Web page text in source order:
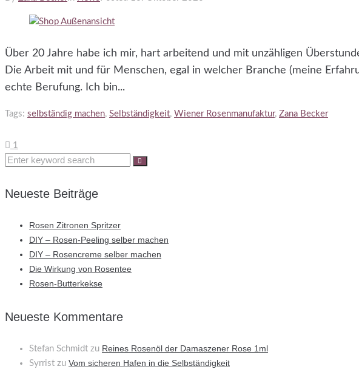
Über 20 Jahre habe ich mir, hart arbeitend und mit unzähligen
Die Arbeit mit und für Menschen, egal in welcher Branche (meine
echte Berufung. Ich bin...
Tags: selbständig machen, Selbständigkeit, Wiener Rosenmanufaktur, Zana Becker
1
Neueste Beiträge
Rosen Zitronen Spritzer
DIY – Rosen-Peeling selber machen
DIY – Rosencreme selber machen
Die Wirkung von Rosentee
Rosen-Butterkekse
Neueste Kommentare
Stefan Schmidt zu Reines Rosenöl der Damaszener Rose 1ml
Syrrist zu Vom sicheren Hafen in die Selbständigkeit